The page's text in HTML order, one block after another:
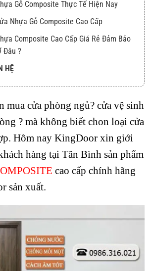
Gỗ Composite Thực Tế Hiện Nay
Nhựa Gỗ Composite Cao Cấp
Composite Cao Cấp Giá Rẻ Đảm Bảo
Đâu ?
HỆ
mua cửa phòng ngủ? cửa vệ sinh
? mà không biết chon loại cửa
Hôm nay KingDoor xin giới
hàng tại Tân Bình sản phẩm
cao cấp chính hãng
sản xuất.